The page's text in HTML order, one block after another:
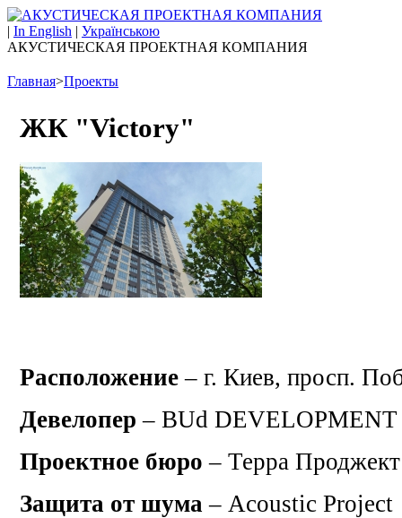
| In English | Українською
АКУСТИЧЕСКАЯ ПРОЕКТНАЯ КОМПАНИЯ
Главная>Проекты
ЖК "Victory"
Расположение – г. Киев, просп.
Девелопер – BUd DEVELOPMENT
Проектное бюро – Терра Проджект
Защита от шума – Acoustic Project